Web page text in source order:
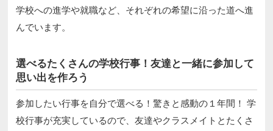
学校への進学や就職など、それぞれの希望に沿った道へ進
んでいます。
選べるたくさんの学校行事！友達と一緒に参加して
思い出を作ろう
参加したい行事を自分で選べる！驚きと感動の１年間！ 学
校行事が充実しているので、友達やクラスメイトとたくさ